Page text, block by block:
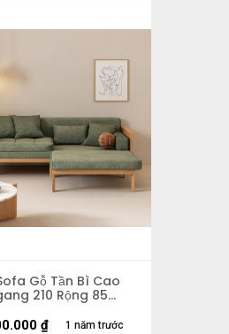
Gỗ Tần Bì Cao
210 Rộng 85
1 năm trước
₫